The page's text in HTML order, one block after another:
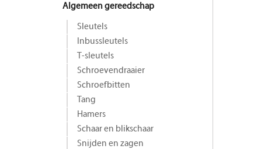
Algemeen gereedschap
Sleutels
Inbussleutels
T-sleutels
Schroevendraaier
Schroefbitten
Tang
Hamers
Schaar en blikschaar
Snijden en zagen